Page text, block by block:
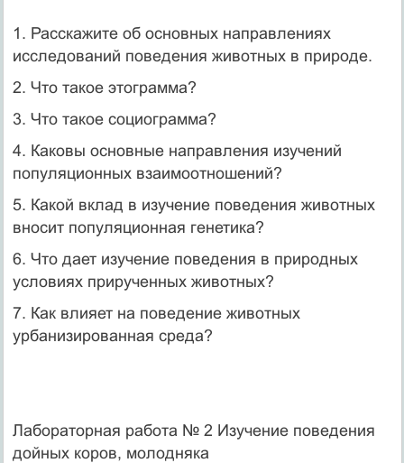
1. Расскажите об основных направлениях
исследований поведения животных в природе.
2. Что такое этограмма?
3. Что такое социограмма?
4. Каковы основные направления изучений
популяционных взаимоотношений?
5. Какой вклад в изучение поведения животных
вносит популяционная генетика?
6. Что дает изучение поведения в природных
условиях прирученных животных?
7. Как влияет на поведение животных
урбанизированная среда?
Лабораторная работа № 2 Изучение поведения
дойных коров, молодняка